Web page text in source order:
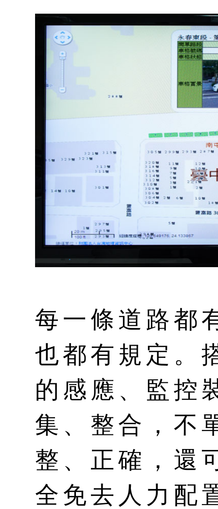
每一條道路都
也都有規定。
的感應、監控
集、整合，不
整、正確，還
全免去人力配